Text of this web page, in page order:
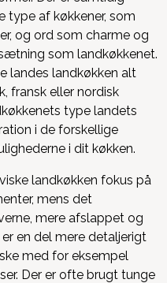
type af køkkener, som
og ord som charme og
som landkøkkenet.
landes landkøkken alt
fransk eller nordisk
type landets
i de forskellige
i dit køkken.
landkøkken fokus på
mens det
mere afslappet og
en del mere detaljerigt
med for eksempel
Der er ofte brugt tunge